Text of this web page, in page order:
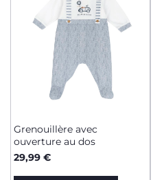
Grenouillère avec
ouverture au dos
29,99 €